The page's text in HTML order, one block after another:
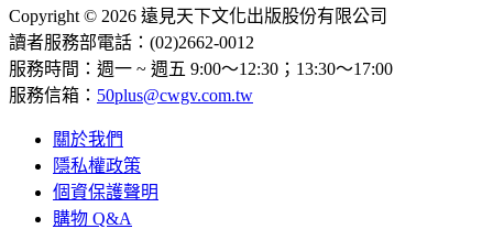
Copyright © 2026 遠見天下文化出版股份有限公司
讀者服務部電話：(02)2662-0012
服務時間：週一 ~ 週五 9:00～12:30；13:30～17:00
服務信箱： 50plus@cwgv.com.tw
關於我們
隱私權政策
個資保護聲明
購物 Q&A